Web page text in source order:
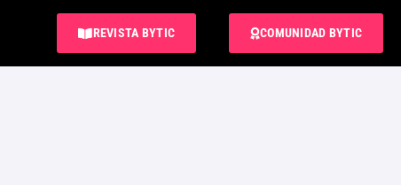
REVISTA BYTIC COMUNIDAD BYTIC